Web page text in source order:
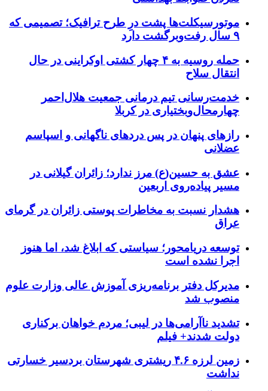
موتورسیکلت‌ها پشت درِ طرح ترافیک؛ تصمیمی که
۹ سال رفت‌وبرگشت دارد
حمله روسیه به ۴ چهار کشتی اوکراینی در حال
انتقال سلاح
خدمت‌رسانی تیم درمانی جمعیت هلال‌احمر
چهارمحال‌وبختیاری در کربلا
رازهای پنهان در پس دردهای ناگهانی و اسپاسم
عضلانی
عشق به حسین(ع) مرز ندارد؛ زائران گیلانی در
مسیر پیاده‌روی اربعین
هشدار نسبت به مخاطرات پوستی زائران در گرمای
عراق
توسعه دریامحور؛ سیاستی که ابلاغ شد، اما هنوز
اجرا نشده است
مدیرکل دفتر برنامه‌ریزی آموزش عالی وزارت علوم
منصوب شد
تشدید ناآرامی‌ها در لیبی؛ مردم خواهان برکناری
دولت شدند+ فیلم
زمین لرزه ۴.۶ ریشتری شهرستان بردسیر خسارتی
نداشت